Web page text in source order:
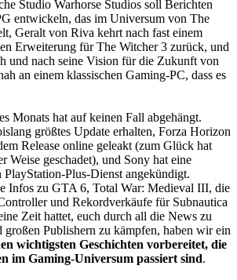
Studio Warhorse Studios soll Berichten
entwickeln, das im Universum von The
Geralt von Riva kehrt nach fast einem
Erweiterung für The Witcher 3 zurück, und
und nach seine Vision für die Zukunft von
an einem klassischen Gaming-PC, dass es
Monats hat auf keinen Fall abgehängt.
größtes Update erhalten, Forza Horizon
Release online geleakt (zum Glück hat
Weise geschadet), und Sony hat eine
PlayStation-Plus-Dienst angekündigt.
Infos zu GTA 6, Total War: Medieval III, die
und Rekordverkäufe für Subnautica
Zeit hattet, euch durch all die News zu
großen Publishern zu kämpfen, haben wir ein
wichtigsten Geschichten vorbereitet, die
im Gaming-Universum passiert sind.